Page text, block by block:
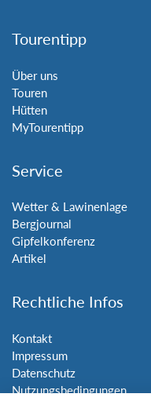
Tourentipp
Über uns
Touren
Hütten
MyTourentipp
Service
Wetter & Lawinenlage
Bergjournal
Gipfelkonferenz
Artikel
Rechtliche Infos
Kontakt
Impressum
Datenschutz
Nutzungsbedingungen